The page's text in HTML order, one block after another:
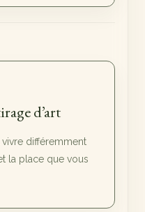
d’art
différemment
la place que vous